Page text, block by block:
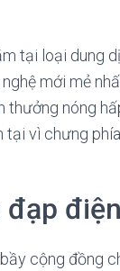
tại loại dung
mới mẻ
nóng
tại vì chưng
đạp
cộng đồng